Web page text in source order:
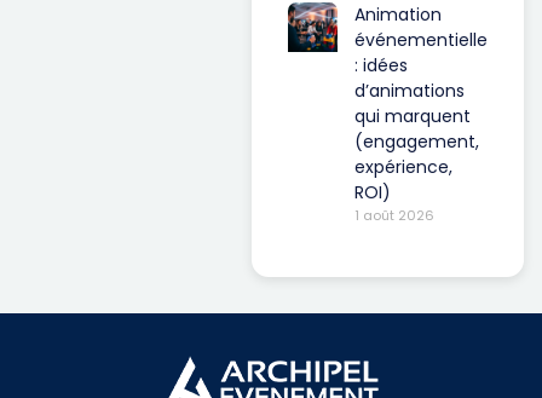
Animation
événementielle
: idées
d’animations
qui marquent
(engagement,
expérience,
ROI)
1 août 2026